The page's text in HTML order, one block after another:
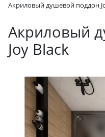
Акриловый душевой поддон
Акриловый
Joy Black